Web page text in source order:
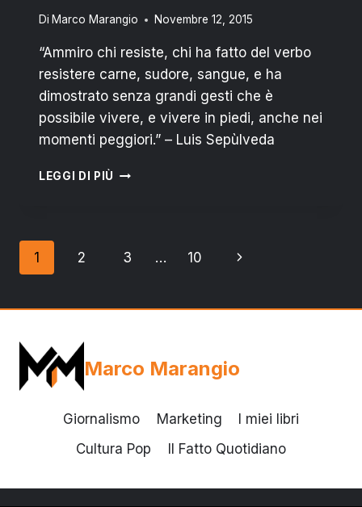
Di Marco Marangio Novembre 12, 2015
“Ammiro chi resiste, chi ha fatto del verbo
resistere carne, sudore, sangue, e ha
dimostrato senza grandi gesti che è
possibile vivere, e vivere in piedi, anche nei
momenti peggiori.” – Luis Sepùlveda
LEGGI DI PIÙ SAN
RESISTONO
Navigazione
1 2 3 … 10
Pagina
Marco Marangio
Giornalismo Marketing
I miei libri
Cultura Pop
Il Fatto Quotidiano